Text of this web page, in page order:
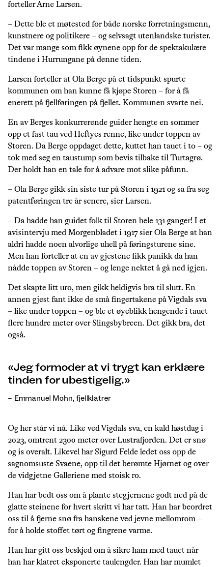
forteller Arne Larsen.
– Dette ble et møtested for både norske forretningsmenn,
kunstnere og politikere – og selvsagt utenlandske turister.
Det var mange som fikk øynene opp for de spektakulære
tindene i Hurrungane på denne tiden.
Larsen forteller at Ola Berge på et tidspunkt spurte
kommunen om han kunne få kjøpe Storen – for å få
enerett på fjellføringen på fjellet. Kommunen svarte nei.
En av Berges konkurrerende guider hengte en sommer
opp et fast tau ved Heftyes renne, like under toppen av
Storen. Da Berge oppdaget dette, kuttet han tauet i to – og
tok med seg en taustump som bevis tilbake til Turtagrø.
Der holdt han en tale for å advare mot slike påfunn.
– Ola Berge gikk sin siste tur på Storen i 1921 og sa fra seg
patentføringen tre år senere, sier Larsen.
– Da hadde han guidet folk til Storen hele 131 ganger! I et
avisintervju med Morgenbladet i 1917 sier Ola Berge at han
aldri hadde noen alvorlige uhell på føringsturene sine.
Men han forteller at en av gjestene fikk panikk da han
nådde toppen av Storen – og lenge nektet å gå ned igjen.
Det skapte litt uro, men gikk heldigvis bra til slutt. En
annen gjest fant ikke de små fingertakene på Vigdals sva
– like under toppen – og ble et øyeblikk hengende i tauet
flere hundre meter over Slingsbybreen. Det gikk bra, det
også.
Og her står vi nå. Like ved Vigdals sva, en kald høstdag i
2023, omtrent 2300 meter over Lustrafjorden. Det er snø
og is overalt. Likevel har Sigurd Felde ledet oss opp de
sagnomsuste Svaene, opp til det berømte Hjørnet og over
de vidgjetne Galleriene med stoisk ro.
Han har bedt oss om å plante stegjernene godt ned på de
glatte steinene for hvert skritt vi har tatt. Han har beordret
oss til å fjerne snø fra hanskene ved jevne mellomrom –
for å holde stoffet tørt og fingrene varme.
Han har gitt oss beskjed om å sikre ham med tauet når
han har klatret eksponerte taulengder. Han har mumlet
Jeg formoder at vi trygt kan erklære
tinden for ubestigelig.
– Emmanuel Mohn, fjellklatrer